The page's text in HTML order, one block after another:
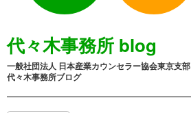
代々木事務所 blog
一般社団法人 日本産業カウンセラー協会東京支部
代々木事務所ブログ